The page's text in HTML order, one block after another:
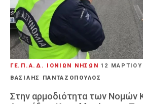
ΓΕ.Π.Α.Δ. ΙΟΝΙΩΝ ΝΗΣΩΝ 12 ΜΑΡΤΊΟΥ
ΒΑΣΙΛΗΣ ΠΑΝΤΑΖΟΠΟΥΛΟΣ
Στην αρμοδιότητα των Νομών